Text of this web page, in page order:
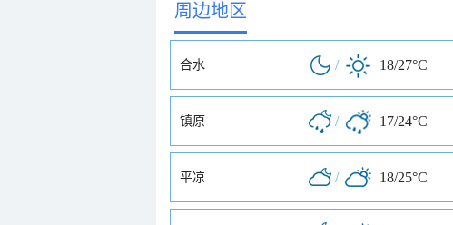
周边地区
合水 / 18/27°C
镇原 / 17/24°C
平凉 / 18/25°C